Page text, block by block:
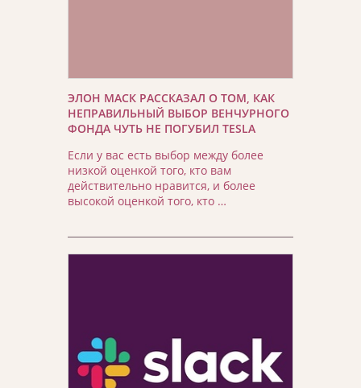
ЭЛОН МАСК РАССКАЗАЛ О ТОМ, КАК
НЕПРАВИЛЬНЫЙ ВЫБОР ВЕНЧУРНОГО
ФОНДА ЧУТЬ НЕ ПОГУБИЛ TESLA
Если у вас есть выбор между более
низкой оценкой того, кто вам
действительно нравится, и более
высокой оценкой того, кто …